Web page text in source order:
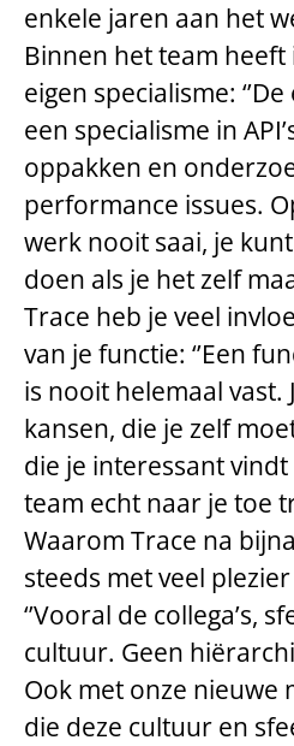
enkele jaren aan het
Binnen het team
eigen specialisme:
een specialisme in
oppakken en
performance issues.
werk nooit saai, je
doen als je het zelf
Trace heb je veel
van je functie: ‘’Een
is nooit helemaal vast.
kansen, die je zelf
die je interessant
team echt naar je toe
Waarom Trace na
steeds met veel
‘’Vooral de collega’s,
cultuur. Geen
Ook met onze nieuwe
die deze cultuur en